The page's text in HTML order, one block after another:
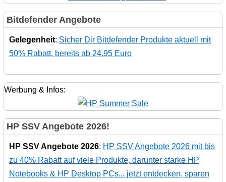
Bitdefender Angebote
Gelegenheit: Sicher Dir Bitdefender Produkte aktuell mit
50% Rabatt, bereits ab 24,95 Euro
Werbung & Infos:
HP SSV Angebote 2026!
HP SSV Angebote 2026: HP SSV Angebote 2026 mit bis
zu 40% Rabatt auf viele Produkte, darunter starke HP
Notebooks & HP Desktop PCs... jetzt entdecken, sparen